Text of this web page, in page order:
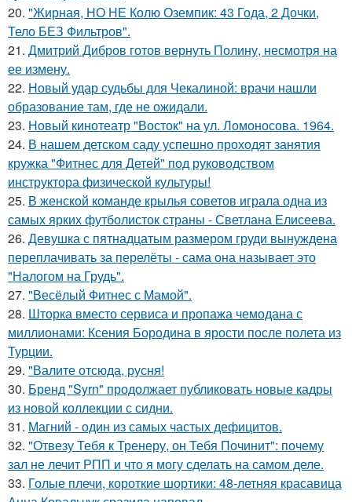
20. "Жирная, НО НЕ Колю Оземпик: 43 Года, 2 Дочки,
Тело БЕЗ Фильтров".
21. Дмитрий Дибров готов вернуть Полину, несмотря на
ее измену.
22. Новый удар судьбы для Чекалиной: врачи нашли
образование там, где не ожидали.
23. Новый кинотеатр "Восток" на ул. Ломоносова. 1964.
24. В нашем детском саду успешно проходят занятия
кружка "Фитнес для Детей" под руководством
инструктора физической культуры!
25. В женской команде крылья советов играла одна из
самых ярких футболисток страны - Светлана Елисеева.
26. Девушка с пятнадцатым размером груди вынуждена
переплачивать за перелёты - сама она называет это
"Налогом на Грудь".
27. "Весёлый Фитнес с Мамой".
28. Шторка вместо сервиса и пропажа чемодана с
миллионами: Ксения Бородина в ярости после полета из
Турции.
29. "Валите отсюда, русня!
30. Бренд "Syrn" продолжает публиковать новые кадры
из новой коллекции с сидни.
31. Магний - один из самых частых дефицитов.
32. "Отвезу Тебя к Тренеру, он Тебя Починит": почему
зал не лечит РПП и что я могу сделать на самом деле.
33. Голые плечи, короткие шортики: 48-летняя красавица